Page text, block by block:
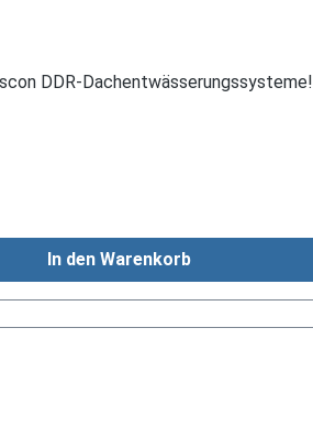
DDR-Dachentwässerungssysteme!
In den Warenkorb